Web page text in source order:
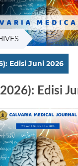
Edisi Juni 2026
Edisi